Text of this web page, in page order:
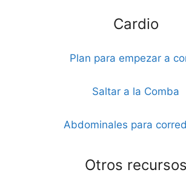
Cardio
Plan para empezar a
Saltar a la Comba
Abdominales para
Otros recursos